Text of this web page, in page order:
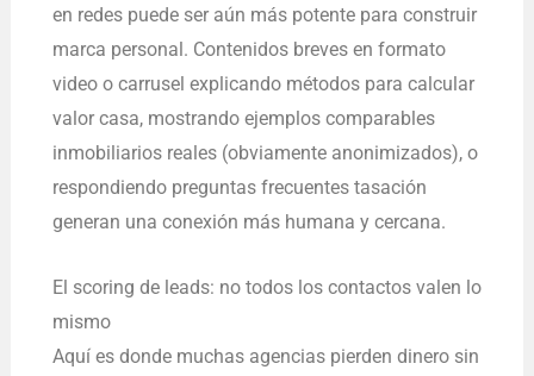
en redes puede ser aún más potente para construir
marca personal. Contenidos breves en formato
video o carrusel explicando métodos para calcular
valor casa, mostrando ejemplos comparables
inmobiliarios reales (obviamente anonimizados), o
respondiendo preguntas frecuentes tasación
generan una conexión más humana y cercana.
El scoring de leads: no todos los contactos valen lo
mismo
Aquí es donde muchas agencias pierden dinero sin